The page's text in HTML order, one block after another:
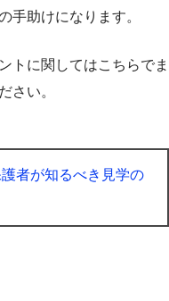
手助けになります。
トに関してはこちらでま
さい。
者が知るべき見学の